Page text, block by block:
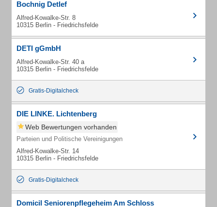
Bochnig Detlef
Alfred-Kowalke-Str. 8
10315 Berlin - Friedrichsfelde
DETI gGmbH
Alfred-Kowalke-Str. 40 a
10315 Berlin - Friedrichsfelde
Gratis-Digitalcheck
DIE LINKE. Lichtenberg
Web Bewertungen vorhanden
Parteien und Politische Vereinigungen
Alfred-Kowalke-Str. 14
10315 Berlin - Friedrichsfelde
Gratis-Digitalcheck
Domicil Seniorenpflegeheim Am Schloss